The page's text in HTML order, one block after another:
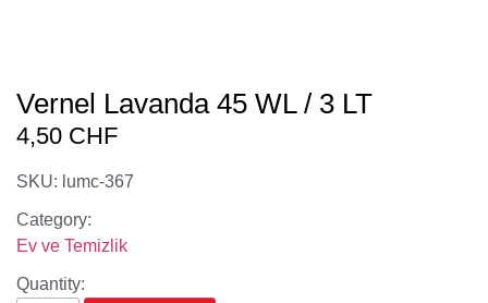
Vernel Lavanda 45 WL / 3 LT
4,50 CHF
SKU: lumc-367
Category:
Ev ve Temizlik
Quantity: